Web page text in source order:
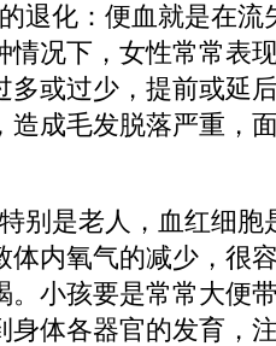
退化：便血就是在流
情况下，女性常常表
多或过少，提前或延
造成毛发脱落严重，
别是老人，血红细胞
体内氧气的减少，很
。小孩要是常常大便
身体各器官的发育，